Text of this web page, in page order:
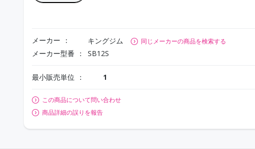
メーカー キングジム 同じメーカーの商品を検索する
メーカー型番 SB12S
最小販売単位 1
この商品について問い合わせ
商品詳細の誤りを報告